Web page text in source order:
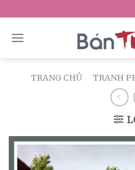
to
content
TRANG CHỦ TRANH